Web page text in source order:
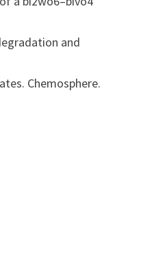
and
Chemosphere.